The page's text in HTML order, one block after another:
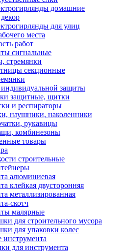
домашние
для улиц
места
работ
сигнальные
стремянки
секционные
индивидуальной защиты
защитные, щитки
и респираторы
наушники, наколенники
рукавицы
комбинезоны
товары
строительные
алюминиевая
клейкая двусторонняя
металлизированная
скотч
малярные
для строительного мусора
для упаковки колес
инструмента
для инструмента